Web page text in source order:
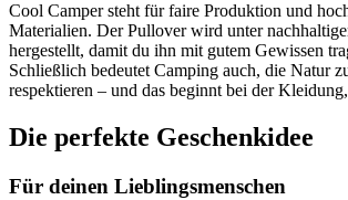
Cool Camper steht für faire Produktion und
Materialien. Der Pullover wird unter
hergestellt, damit du ihn mit gutem Gewissen
Schließlich bedeutet Camping auch, die Natur
respektieren – und das beginnt bei der
Die perfekte Geschenkidee
Für deinen Lieblingsmenschen